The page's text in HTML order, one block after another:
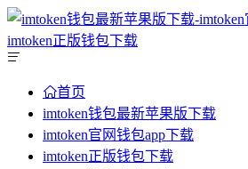
首页
imtoken钱包最新苹果版下载
imtoken官网钱包app下载
imtoken正版钱包下载